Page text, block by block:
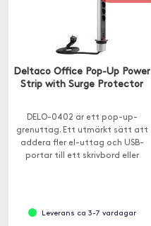
Deltaco Office Pop-Up Power
Strip with Surge Protector
DELO-0402 är ett pop-up-
grenuttag. Ett utmärkt sätt att
addera fler el-uttag och USB-
portar till ett skrivbord eller
Leverans ca 3-7 vardagar